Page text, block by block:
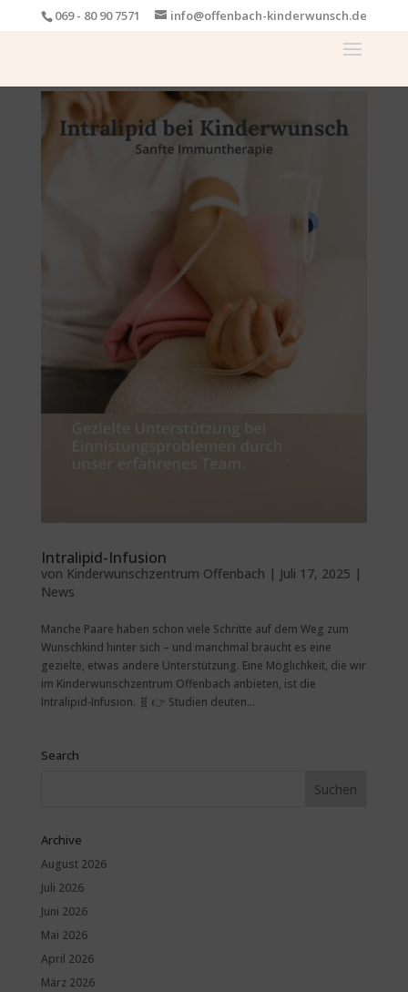
069 - 80 90 7571 info@offenbach-kinderwunsch.de
Intralipid-Infusion
von Kinderwunschzentrum Offenbach | Juli 17, 2025 |
News
Manche Paare haben schon viele Schritte auf dem Weg zum
Wunschkind hinter sich – und manchmal braucht es eine
gezielte, etwas andere Unterstützung. Eine Möglichkeit, die wir
im Kinderwunschzentrum Offenbach anbieten, ist die
Intralipid-Infusion. 🧬 👉 Studien deuten...
Search
Archive
August 2026
Juli 2026
Juni 2026
Mai 2026
April 2026
März 2026